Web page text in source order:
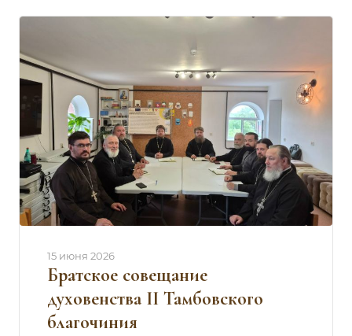
Братское совещание
духовенства II Тамбовского
благочиния
15 июня 2026